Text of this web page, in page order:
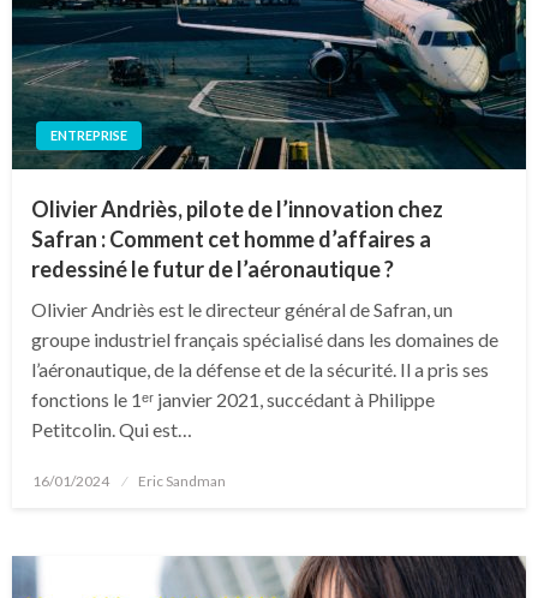
ENTREPRISE
Olivier Andriès, pilote de l’innovation chez
Safran : Comment cet homme d’affaires a
redessiné le futur de l’aéronautique ?
Olivier Andriès est le directeur général de Safran, un
groupe industriel français spécialisé dans les domaines de
l’aéronautique, de la défense et de la sécurité. Il a pris ses
fonctions le 1ᵉʳ janvier 2021, succédant à Philippe
Petitcolin. Qui est…
Posted
16/01/2024 Eric Sandman